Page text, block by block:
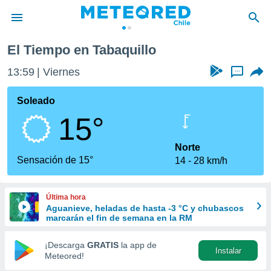
de
por
que se
calidad.
a este
las
y
forma
digital
basada
El Tiempo en Tabaquillo
13:59 Viernes ...
Soleado
15°
Sensación de 15°
Norte
14
28 km/h
Última hora
Aguanieve, heladas de hasta -3 °C y chubascos
marcarán el fin de semana en la RM
¡Descarga GRATIS la app de
Meteored!
Instalar